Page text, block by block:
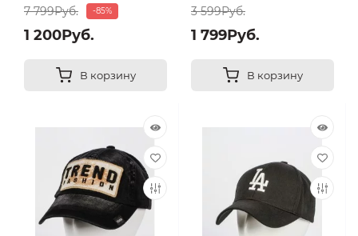
7 799Руб. -85%
1 200Руб.
В корзину
3 599Руб.
1 799Руб.
В корзину